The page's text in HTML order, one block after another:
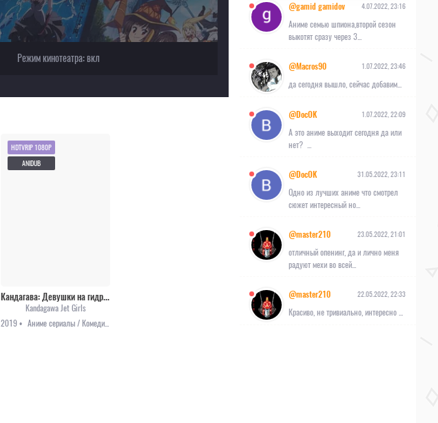
Режим кинотеатра:вкл
Кандагава: Девушки на гидроциклах [все серии]
Kandagawa Jet Girls
2019 •
HDTVRIP 1080P
ANIDUB
@gamid gamidov 4.07.2022, 23:16
Аниме семью шпиона,второй сезон
выкотят сразу через 3...
@Macros90 1.07.2022, 23:46
да сегодня вышло, сейчас добавим...
@DocOK 1.07.2022, 22:09
А это аниме выходит сегодня да или
нет? ...
@DocOK 31.05.2022, 23:11
Одно из лучших аниме что смотрел
сюжет интересный но...
@master210 23.05.2022, 21:01
отличный опенинг, да и лично меня
радуют мехи во всей...
@master210 22.05.2022, 22:33
Красиво, не тривиально, интересно ...